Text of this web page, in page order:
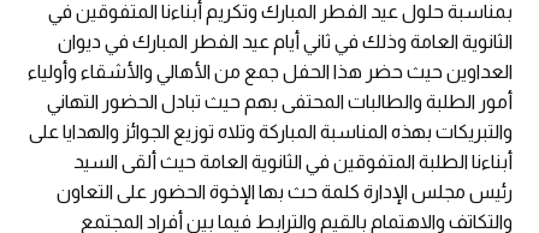
بمناسبة حلول عيد الفطر المبارك وتكريم أبناءنا المتفوقين في
الثانوية العامة وذلك في ثاني أيام عيد الفطر المبارك في ديوان
العداوين حيث حضر هذا الحفل جمع من الأهالي والأشقاء وأولياء
أمور الطلبة والطالبات المحتفى بهم حيث تبادل الحضور التهاني
والتبريكات بهذه المناسبة المباركة وتلاه توزيع الجوائز والهدايا على
أبناءنا الطلبة المتفوقين في الثانوية العامة حيث ألقى السيد
رئيس مجلس الإدارة كلمة حث بها الإخوة الحضور على التعاون
والتكاتف والاهتمام بالقيم والترابط فيما بين أفراد المجتمع